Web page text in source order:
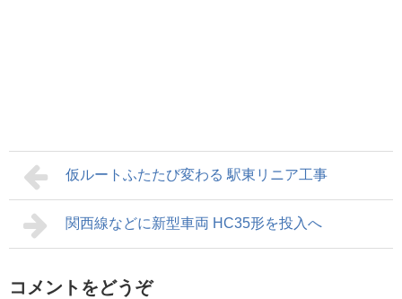
仮ルートふたたび変わる 駅東リニア工事
関西線などに新型車両 HC35形を投入へ
コメントをどうぞ